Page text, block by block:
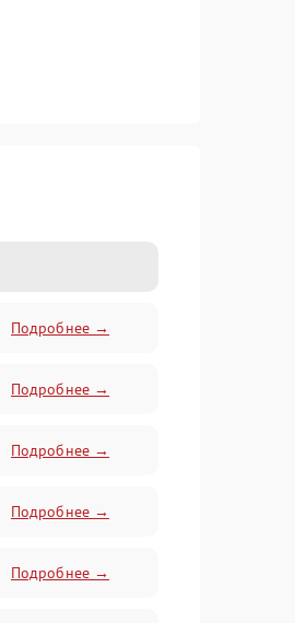
Подробнее →
Подробнее →
Подробнее →
Подробнее →
Подробнее →